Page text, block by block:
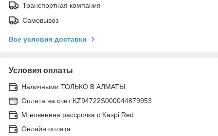
Транспортная компания
Самовывоз
Все условия доставки
Условия оплаты
Наличными ТОЛЬКО В АЛМАТЫ
Оплата на счет KZ94722S000044879953
Мгновенная рассрочка с Kaspi Red
Онлайн оплата